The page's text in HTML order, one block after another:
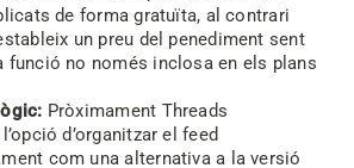
de forma gratuïta, al contrari
un preu del penediment sent
funció no només inclosa en els plans
Pròximament Threads
d’organitzar el feed
com una alternativa a la versió